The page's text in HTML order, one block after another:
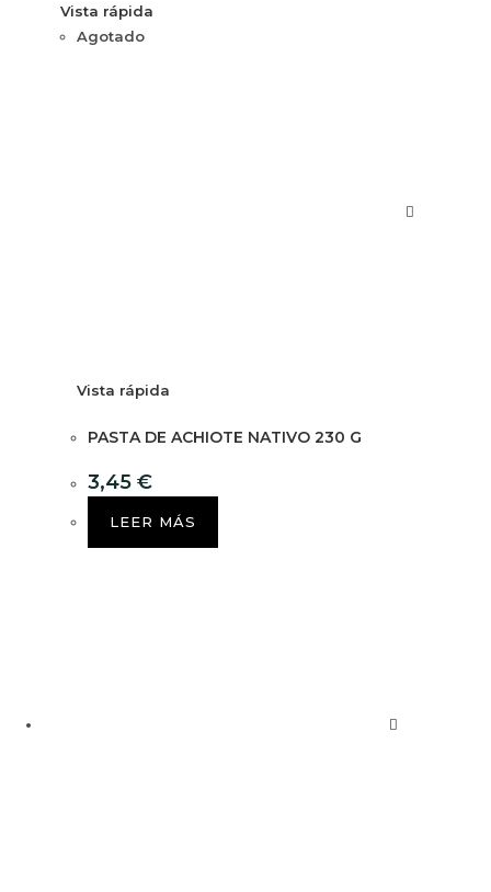
Vista rápida
Agotado
Vista rápida
PASTA DE ACHIOTE NATIVO 230 G
3,45 €
LEER MÁS